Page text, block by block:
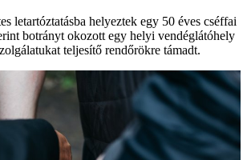
letartóztatásba helyeztek egy 50 éves cséffai
botrányt okozott egy helyi vendéglátóhely
teljesítő rendőrökre támadt.